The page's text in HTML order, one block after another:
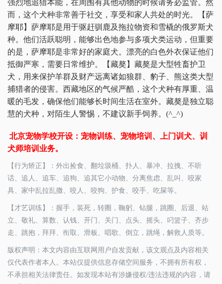
强烈地追猎本能，在周围有其他动物的时候请务必监管。然
而，这个犬种非常善于社交，享受和家人共处的时光。【萨
摩耶】萨摩耶是用于驱赶驯鹿及拖拉物资和雪橇的俄罗斯犬
种。他们活跃聪明，能够出色地参与多项犬类运动，但重要
的是，萨摩耶是非常好的家庭犬。漂亮的白色外衣保证他们
抵御严寒，需要日常维护。【藏獒】藏獒是大型牲畜护卫
犬，用来保护羊群及财产远离诸如狼群、豹子、熊这类大型
捕猎者的侵害。西藏地区的气候严酷，这个犬种有厚重、温
暖的毛发，确保他们能够长时间生活在室外。藏獒是独立聪
慧的犬种，对陌生人警惕，不建议新手饲养。(^_^)
北京宠物学校开设：宠物训练、宠物培训、上门训犬、训
犬师培训业务。
【行为矫正】：外出捡食、翻垃圾桶、扑人、暴冲、拉拽、不听
话、追人、追车、追狗、追其它小动物、分离焦虑、乱叫、咬家
具、家中乱拉乱撒、咬人、咬狗、护食、咬手、吃屎等。
【才艺训练】：握手，装死，转圈，鞠躬、钻腿，跳圈、后退、站
立、敬礼、算数、认钱、开门、关门、点头、摇头、叼篮子、齐步
走、跳抱，拜拜、衔取、滑板、唱歌、倒立，跳绳，解救人质等。
版权声明：本文内容由互联网用户自发贡献，该文观点及内容相关
仅代表作者本人。本站仅提供信息存储空间服务，不拥有所有权，
不承担相关法律责任。如发现本站有涉嫌侵权/违法违规的内容，请